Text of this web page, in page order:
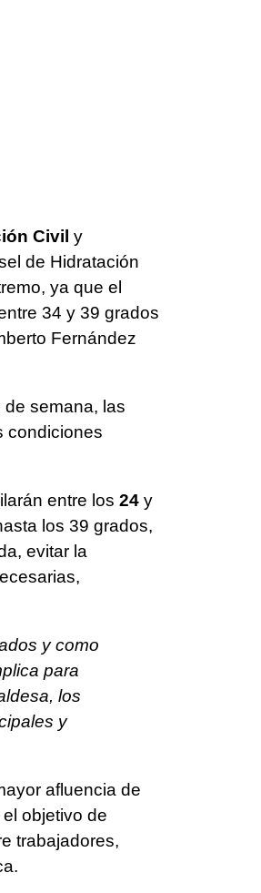
Civil y
de Hidratación
ya que el
34 y 39 grados
Fernández
semana, las
condiciones
entre los 24 y
los 39 grados,
evitar la
y como
para
los
y
afluencia de
objetivo de
trabajadores,